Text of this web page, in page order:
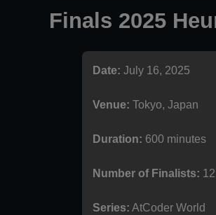
Finals 2025
Date: July 16, 2025
Venue: Tokyo, Japan
Duration: 600 minutes
Number of Finalists: 12
Series: AtCoder World